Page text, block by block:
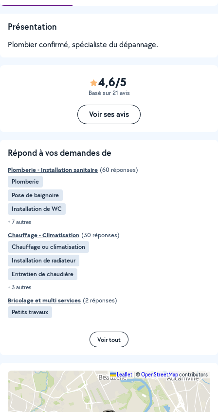
Présentation
Plombier confirmé, spécialiste du dépannage.
4,6/5
Basé sur 21 avis
Voir ses avis
Répond à vos demandes de
Plomberie - Installation sanitaire (60 réponses)
Plomberie
Pose de baignoire
Installation de WC
+ 7 autres
Chauffage - Climatisation (30 réponses)
Chauffage ou climatisation
Installation de radiateur
Entretien de chaudière
+ 3 autres
Bricolage et multi services (2 réponses)
Petits travaux
Voir tout
Leaflet ©OpenStreetMapcontributors